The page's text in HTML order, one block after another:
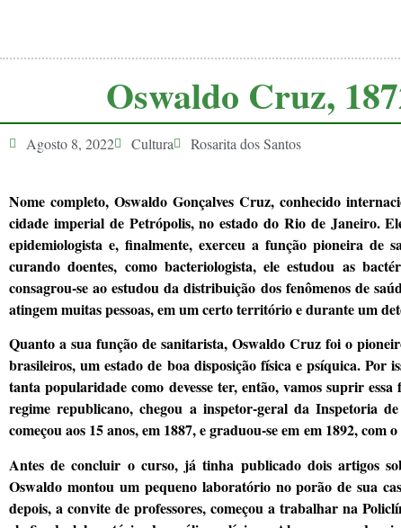
Oswaldo Cruz,
Agosto 8, 2022 Cultura Rosarita dos Santos
Nome completo, Oswaldo Gonçalves Cruz, conhecido
cidade imperial de Petrópolis, no estado do Rio de Janeiro.
epidemiologista e, finalmente, exerceu a função pioneira
curando doentes, como bacteriologista, ele estudou as
consagrou-se ao estudou da distribuição dos fenômenos de
atingem muitas pessoas, em um certo território e durante um
Quanto a sua função de sanitarista, Oswaldo Cruz foi o
brasileiros, um estado de boa disposição física e psíquica. Por
tanta popularidade como devesse ter, então, vamos suprir
regime republicano, chegou a inspetor-geral da Inspetoria
começou aos 15 anos, em 1887, e graduou-se em em 1892, com
Antes de concluir o curso, já tinha publicado dois artigos
Oswaldo montou um pequeno laboratório no porão de sua
depois, a convite de professores, começou a trabalhar na